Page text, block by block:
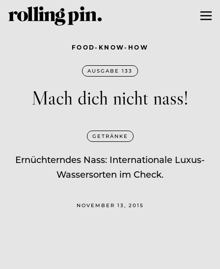
FOOD-KNOW-HOW
AUSGABE 133
Mach dich nicht nass!
GETRÄNKE
Ernüchterndes Nass: Internationale Luxus-
Wassersorten im Check.
NOVEMBER 13, 2015